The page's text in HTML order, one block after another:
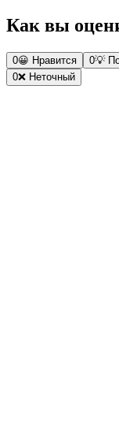
Как вы
0😀 Нравится 0💡
0❌ Неточный